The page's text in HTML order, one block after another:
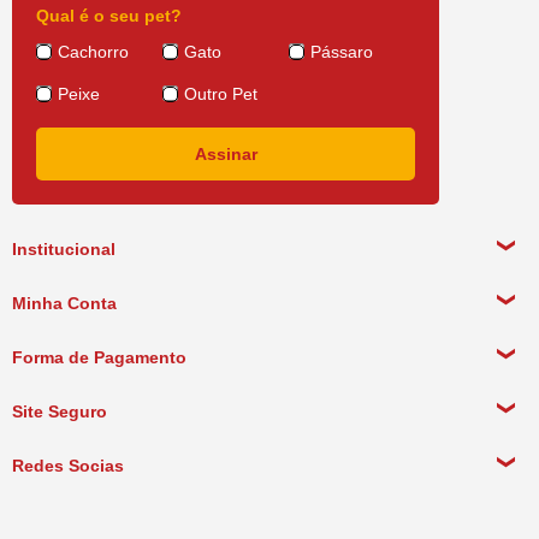
Institucional
Política de Pagamento
Política de Entrega
Minha Conta
Forma de Pagamento
Site Seguro
Redes Socias
Qual é o seu pet?
Cachorro
Gato Pássaro
Peixe Outro Pet